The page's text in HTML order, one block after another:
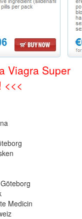
Viagra Super
Medicin